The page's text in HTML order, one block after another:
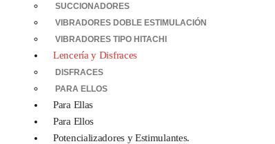
SUCCIONADORES
VIBRADORES DOBLE ESTIMULACIÓN
VIBRADORES TIPO HITACHI
Lencería y Disfraces
DISFRACES
PARA ELLOS
Para Ellas
Para Ellos
Potencializadores y Estimulantes.